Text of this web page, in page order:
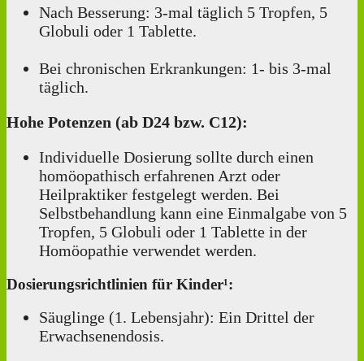
Nach Besserung: 3-mal täglich 5 Tropfen, 5
Globuli oder 1 Tablette.
Bei chronischen Erkrankungen: 1‑ bis 3-mal
täglich.
Hohe Potenzen (ab D24 bzw. C12):
Individuelle Dosierung sollte durch einen
homöopathisch erfahrenen Arzt oder
Heilpraktiker festgelegt werden. Bei
Selbstbehandlung kann eine Einmalgabe von 5
Tropfen, 5 Globuli oder 1 Tablette in der
Homöopathie verwendet werden.
Dosierungsrichtlinien für Kinder¹:
Säuglinge (1. Lebensjahr): Ein Drittel der
Erwachsenendosis.